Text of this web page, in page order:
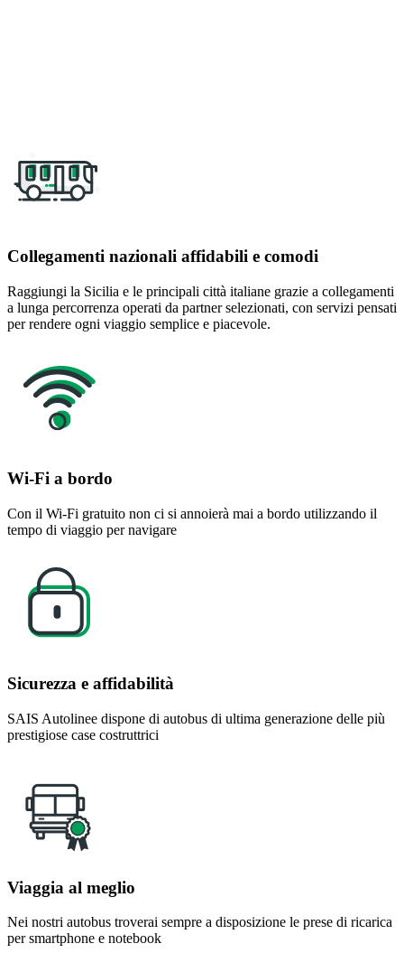
Collegamenti nazionali affidabili e comodi
Raggiungi la Sicilia e le principali città italiane grazie a collegamenti
a lunga percorrenza operati da partner selezionati, con servizi pensati
per rendere ogni viaggio semplice e piacevole.
Wi-Fi a bordo
Con il Wi-Fi gratuito non ci si annoierà mai a bordo utilizzando il
tempo di viaggio per navigare
Sicurezza e affidabilità
SAIS Autolinee dispone di autobus di ultima generazione delle più
prestigiose case costruttrici
Viaggia al meglio
Nei nostri autobus troverai sempre a disposizione le prese di ricarica
per smartphone e notebook